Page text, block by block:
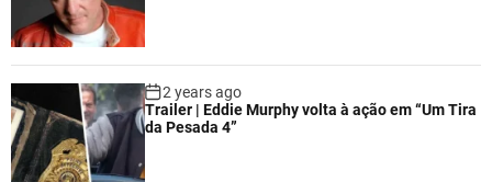
2 years ago
Trailer | Eddie Murphy volta à ação em “Um Tira
da Pesada 4”